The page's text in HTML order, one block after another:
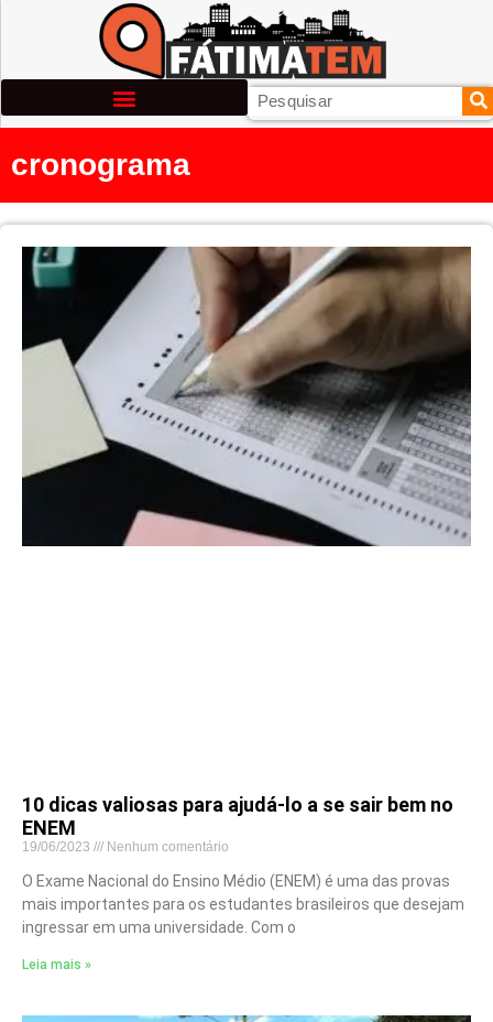
cronograma
10 dicas valiosas para ajudá-lo a se sair bem no
ENEM
19/06/2023 Nenhum comentário
O Exame Nacional do Ensino Médio (ENEM) é uma das provas
mais importantes para os estudantes brasileiros que desejam
ingressar em uma universidade. Com o
Leia mais »